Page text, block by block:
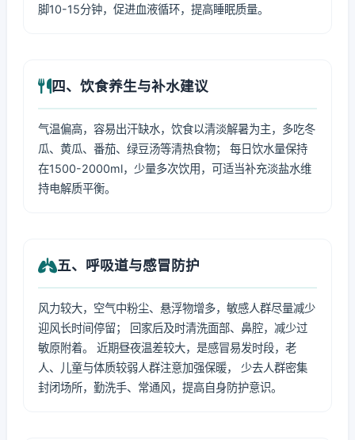
脚10-15分钟，促进血液循环，提高睡眠质量。
四、饮食养生与补水建议
气温偏高，容易出汗缺水，饮食以清淡解暑为主，多吃冬
瓜、黄瓜、番茄、绿豆汤等清热食物； 每日饮水量保持
在1500-2000ml，少量多次饮用，可适当补充淡盐水维
持电解质平衡。
五、呼吸道与感冒防护
风力较大，空气中粉尘、悬浮物增多，敏感人群尽量减少
迎风长时间停留； 回家后及时清洗面部、鼻腔，减少过
敏原附着。 近期昼夜温差较大，是感冒易发时段，老
人、儿童与体质较弱人群注意加强保暖， 少去人群密集
封闭场所，勤洗手、常通风，提高自身防护意识。